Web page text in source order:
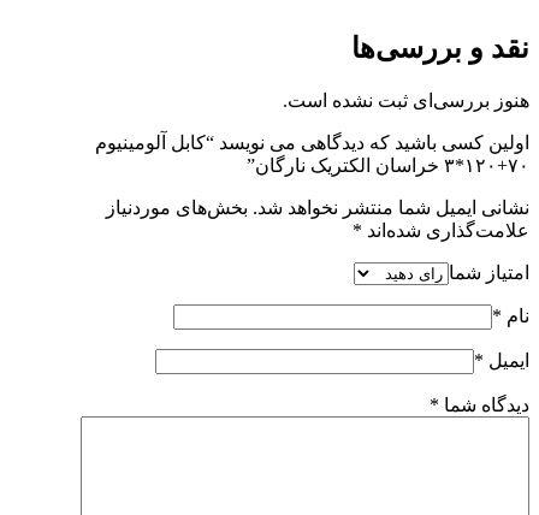
نقد و بررسی‌ها
هنوز بررسی‌ای ثبت نشده است.
اولین کسی باشید که دیدگاهی می نویسد “کابل آلومینیوم
۷۰+۱۲۰*۳ خراسان الکتریک نارگان”
نشانی ایمیل شما منتشر نخواهد شد. بخش‌های موردنیاز
علامت‌گذاری شده‌اند *
امتیاز شما
نام *
ایمیل *
دیدگاه شما *